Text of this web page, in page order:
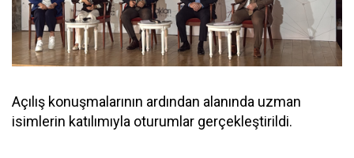
Açılış konuşmalarının ardından alanında uzman
isimlerin katılımıyla oturumlar gerçekleştirildi.